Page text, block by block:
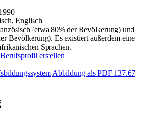
Englisch
(etwa 80% der Bevölkerung) und
Bevölkerung). Es existiert außerdem eine
Sprachen.
Berufsprofil erstellen
Abbildung als PDF 137.67